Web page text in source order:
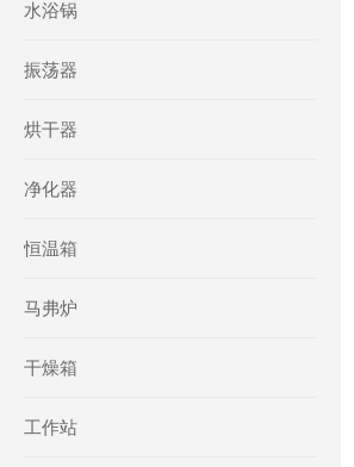
水浴锅
振荡器
烘干器
净化器
恒温箱
马弗炉
干燥箱
工作站